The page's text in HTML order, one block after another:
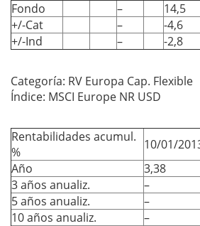
Fondo
–
14,5
+/-Cat
–
-4,6
+/-Ind
– -2,8
Categoría: RV Europa Cap. Flexible
Índice: MSCI Europe NR USD
Rentabilidades acumul.
%
10/01/
Año
3,38
3 años anualiz.
–
5 años anualiz.
–
10 años anualiz.
–